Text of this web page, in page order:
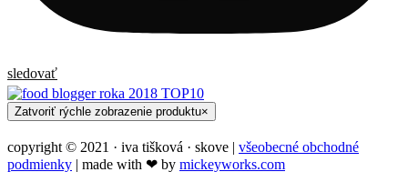
sledovať
Zatvoriť rýchle zobrazenie produktu×
copyright © 2021 · iva tišková · skove | všeobecné obchodné
podmienky | made with ❤︎ by mickeyworks.com